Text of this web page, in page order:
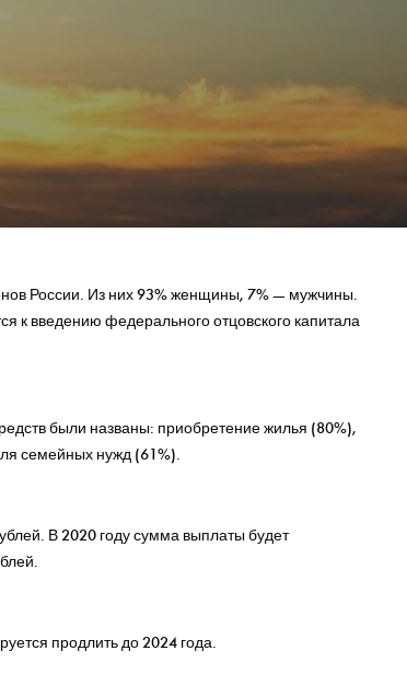
России. Из них 93% женщины, 7% — мужчины.
к введению федерального отцовского капитала
были названы: приобретение жилья (80%),
семейных нужд (61%).
В 2020 году сумма выплаты будет
продлить до 2024 года.